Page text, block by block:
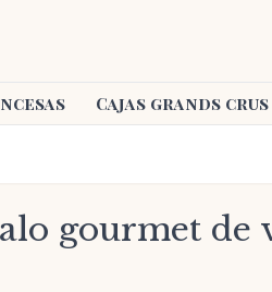
Cajas grands crus
gourmet de